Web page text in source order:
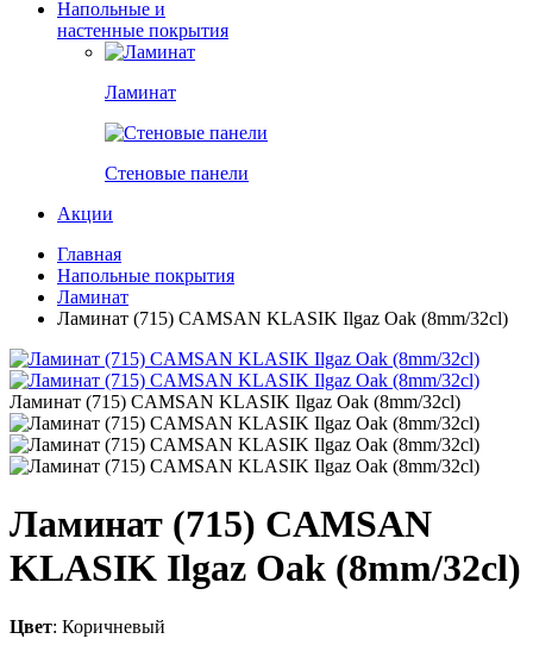
Напольные и
настенные покрытия
Ламинат
Стеновые панели
Акции
Главная
Напольные покрытия
Ламинат
Ламинат (715) CAMSAN KLASIK Ilgaz Oak (8mm/32cl)
Ламинат (715) CAMSAN KLASIK Ilgaz Oak (8mm/32cl)
Ламинат (715) CAMSAN
KLASIK Ilgaz Oak (8mm/32cl)
Цвет: Коричневый